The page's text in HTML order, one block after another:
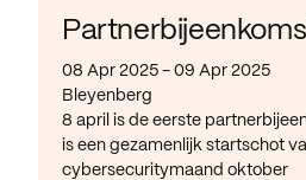
08 Apr 2025 - 09 Apr 2025
Bleyenberg
8 april is de eerste
is een gezamenlijk startschot
cybersecuritymaand oktober